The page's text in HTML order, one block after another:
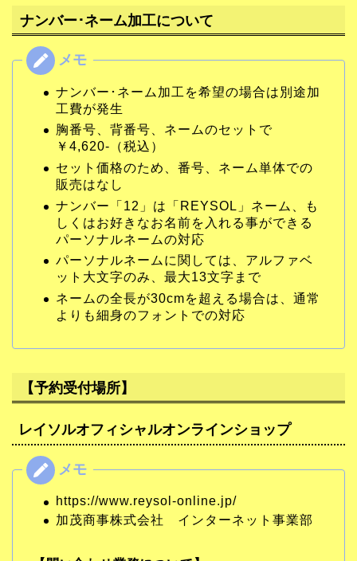
ナンバー･ネーム加工について
ナンバー･ネーム加工を希望の場合は別途加
工費が発生
胸番号、背番号、ネームのセットで
￥4,620-（税込）
セット価格のため、番号、ネーム単体での
販売はなし
ナンバー「12」は「REYSOL」ネーム、も
しくはお好きなお名前を入れる事ができる
パーソナルネームの対応
パーソナルネームに関しては、アルファベ
ット大文字のみ、最大13文字まで
ネームの全長が30cmを超える場合は、通常
よりも細身のフォントでの対応
【予約受付場所】
レイソルオフィシャルオンラインショップ
https://www.reysol-online.jp/
加茂商事株式会社 インターネット事業部